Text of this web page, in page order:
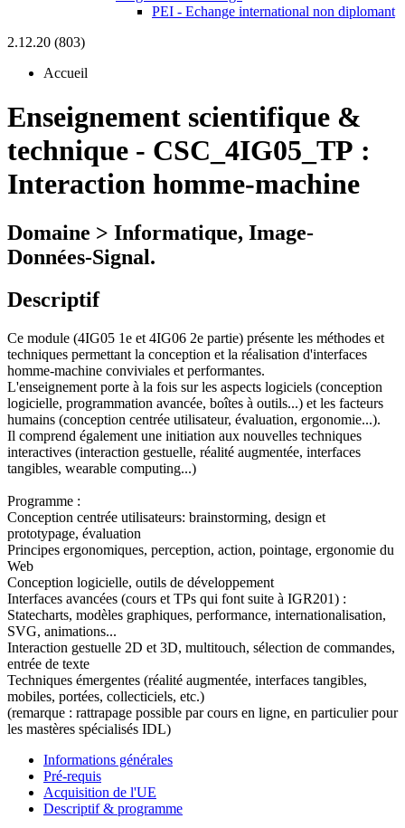
PEI - Echange international non diplomant
2.12.20 (803)
Accueil
Enseignement scientifique &
technique - CSC_4IG05_TP :
Interaction homme-machine
Domaine > Informatique, Image-
Données-Signal.
Descriptif
Ce module (4IG05 1e et 4IG06 2e partie) présente les méthodes et
techniques permettant la conception et la réalisation d'interfaces
homme-machine conviviales et performantes.
L'enseignement porte à la fois sur les aspects logiciels (conception
logicielle, programmation avancée, boîtes à outils...) et les facteurs
humains (conception centrée utilisateur, évaluation, ergonomie...).
Il comprend également une initiation aux nouvelles techniques
interactives (interaction gestuelle, réalité augmentée, interfaces
tangibles, wearable computing...)
Programme :
Conception centrée utilisateurs: brainstorming, design et
prototypage, évaluation
Principes ergonomiques, perception, action, pointage, ergonomie du
Web
Conception logicielle, outils de développement
Interfaces avancées (cours et TPs qui font suite à IGR201) :
Statecharts, modèles graphiques, performance, internationalisation,
SVG, animations...
Interaction gestuelle 2D et 3D, multitouch, sélection de commandes,
entrée de texte
Techniques émergentes (réalité augmentée, interfaces tangibles,
mobiles, portées, collecticiels, etc.)
(remarque : rattrapage possible par cours en ligne, en particulier pour
les mastères spécialisés IDL)
Informations générales
Pré-requis
Acquisition de l'UE
Descriptif & programme